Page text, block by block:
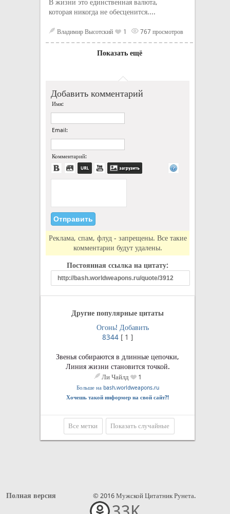
В жизни это единственная валюта,
которая никогда не обесценится....
Владимир Высотский 1 767 просмотров
Показать ещё
Добавить комментарий
Имя:
Email:
Комментарий:
Реклама, спам, флуд - запрещены. Все такие
комментарии будут удалены.
Постоянная ссылка на цитату:
Другие популярные цитаты
Огонь! Добавить
8344 [ 1 ]
Звенья собираются в длинные цепочки,
Линия жизни становится точкой.
Ли Чайлд 1
Больше на bash.worldweapons.ru
Хочешь такой информер на свой сайт?!
Все метки Показать случайные
Полная версия © 2016 Мужской Цитатник Рунета.